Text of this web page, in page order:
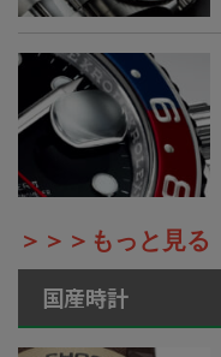
＞＞＞もっと見る
国産時計